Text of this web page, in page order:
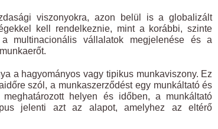
viszonyokra, azon belül is a globalizált
kell rendelkeznie, mint a korábbi, szinte
multinacionális vállalatok megjelenése és a
a hagyományos vagy tipikus munkaviszony. Ez
szól, a munkaszerződést egy munkáltató és
helyen és időben, a munkáltató
jelenti azt az alapot, amelyhez az eltérő